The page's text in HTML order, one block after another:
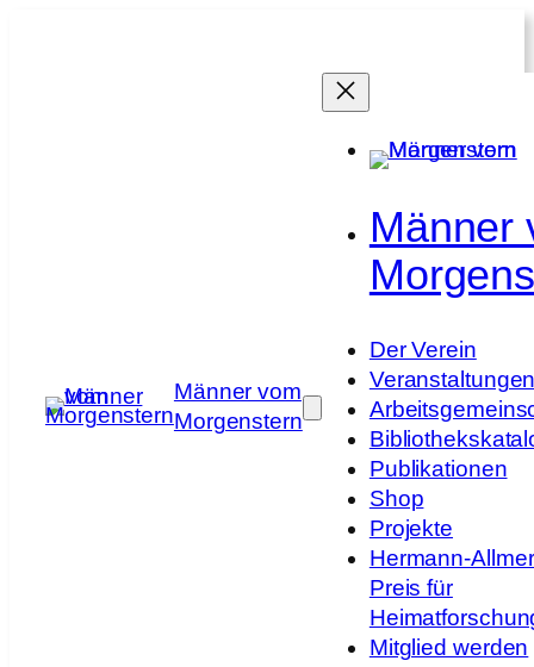
Männer vom
Morgenstern
Männer
Der Verein
Publikationen
Shop
Projekte
Hermann-
Preis für
Mitglied werden